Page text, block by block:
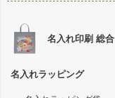
名入れ印刷 総合
名入れラッピング